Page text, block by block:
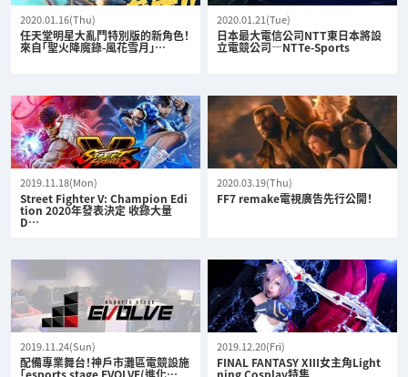
2020.01.16(Thu)
任天堂明星大亂鬥特別版的新角色！
來自「聖火降魔錄-風花雪月」…
2020.01.21(Tue)
日本最大電信公司NTT東日本將設
立電競公司—NTTe-Sports
2019.11.18(Mon)
Street Fighter V: Champion Edi
tion 2020年發表決定 收錄大量
D…
2020.03.19(Thu)
FF7 remake電視廣告先行公開！
2019.11.24(Sun)
配備專業舞台！神戶市灘區電競設施
「esports stage EVOLVE(進化…
2019.12.20(Fri)
FINAL FANTASY XIII女主角Light
ning Cosplay特集